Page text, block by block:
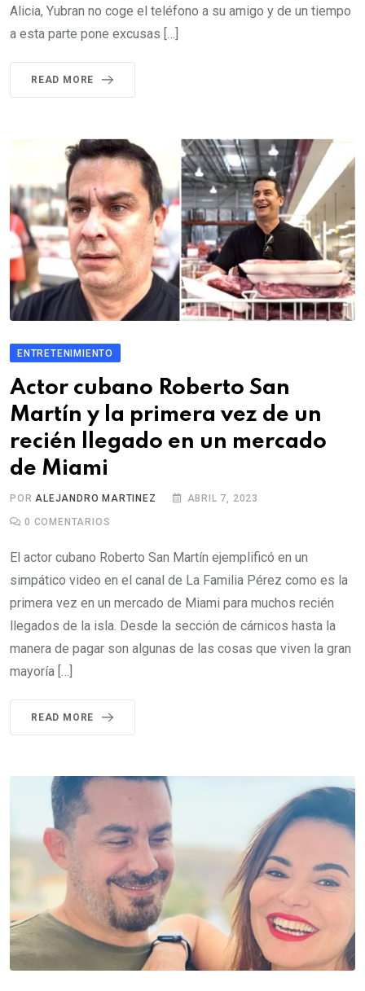
Alicia, Yubran no coge el teléfono a su amigo y de un tiempo
a esta parte pone excusas […]
READ MORE
ENTRETENIMIENTO
Actor cubano Roberto San
Martín y la primera vez de un
recién llegado en un mercado
de Miami
PORALEJANDRO MARTINEZ ABRIL 7, 2023
0 COMENTARIOS
El actor cubano Roberto San Martín ejemplificó en un
simpático video en el canal de La Familia Pérez como es la
primera vez en un mercado de Miami para muchos recién
llegados de la isla. Desde la sección de cárnicos hasta la
manera de pagar son algunas de las cosas que viven la gran
mayoría […]
READ MORE